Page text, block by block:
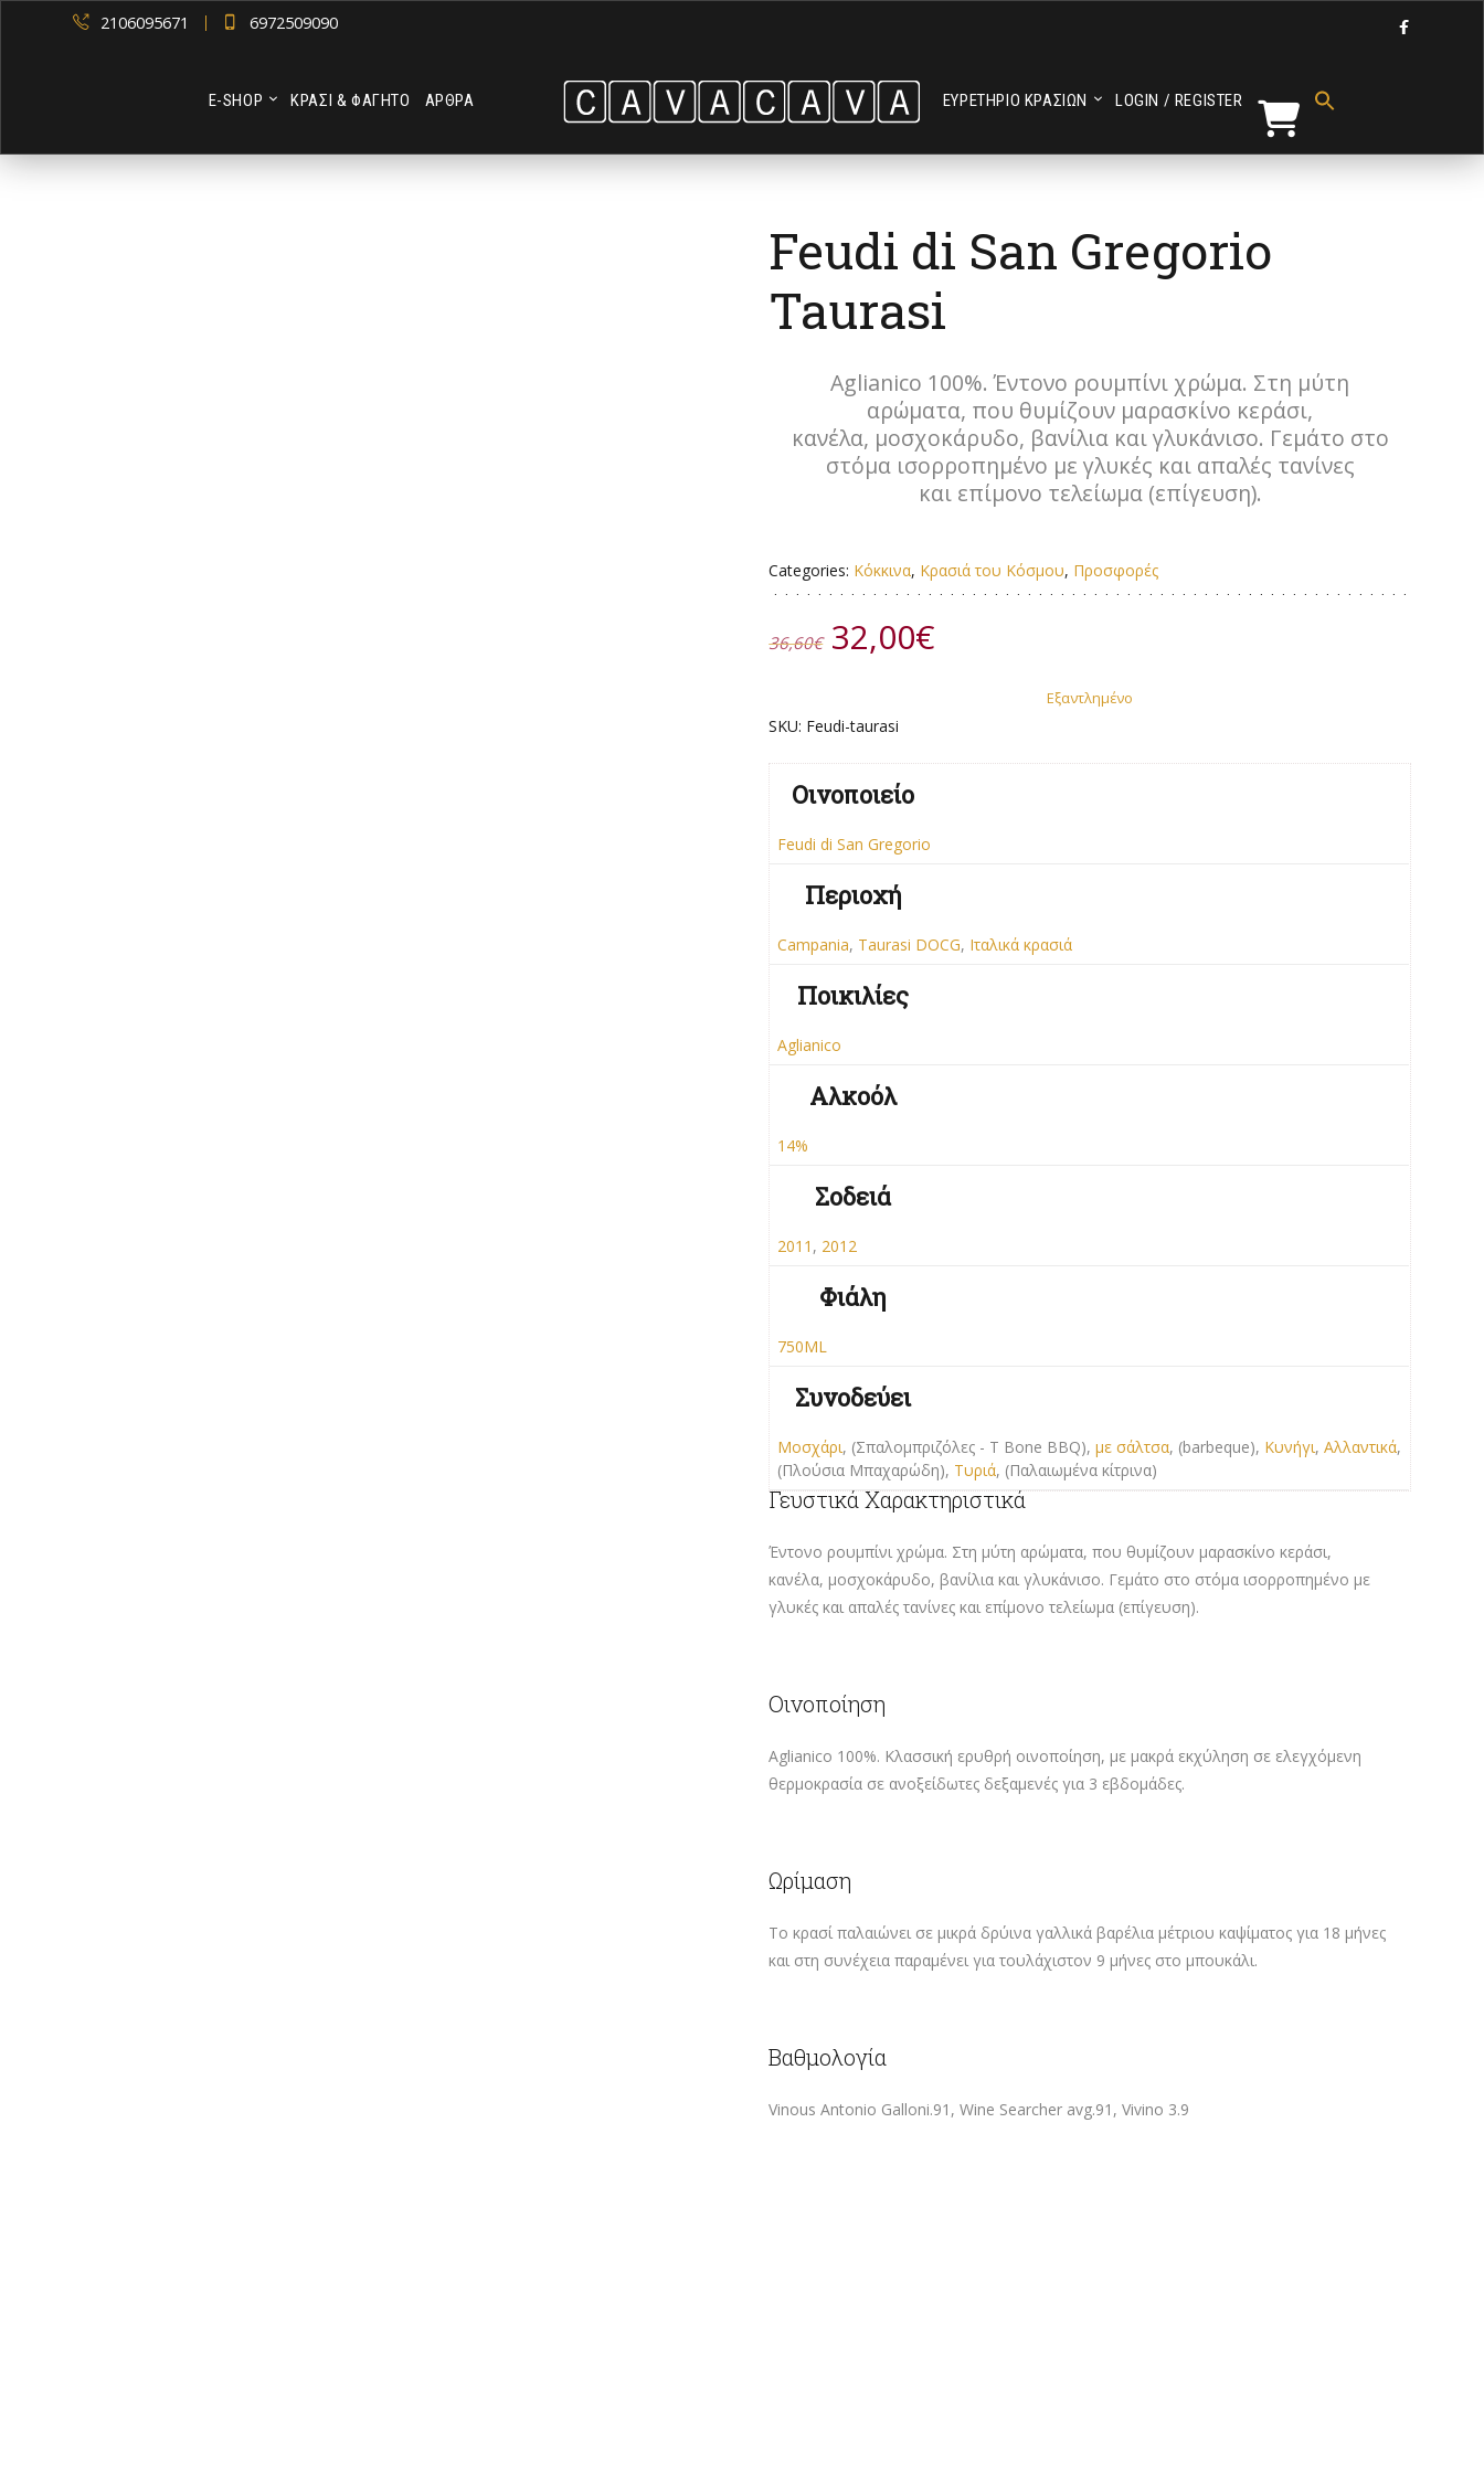
2106095671 6972509090 
Ε-SHOP ΚΡΑΣΙ & ΦΑΓΗΤΟ ΑΡΘΡΑ ΕΥΡΕΤΗΡΙΟ ΚΡΑΣΙΩΝ LOGIN / REGISTER
Feudi di San Gregorio
Taurasi
Aglianico 100%. Έντονο ρουμπίνι χρώμα. Στη μύτη
αρώματα, που θυμίζουν μαρασκίνο κεράσι,
κανέλα, μοσχοκάρυδο, βανίλια και γλυκάνισο. Γεμάτο στο
στόμα ισορροπημένο με γλυκές και απαλές τανίνες
και επίμονο τελείωμα (επίγευση).
Categories: Κόκκινα, Κρασιά του Κόσμου, Προσφορές
36,60€ Original
price
36,60€.
32,00€
Εξαντλημένο
SKU: Feudi-taurasi
Οινοποιείο
Feudi di San Gregorio
Περιοχή
Campania, Taurasi DOCG, Ιταλικά κρασιά
Ποικιλίες
Aglianico
Αλκοόλ
14%
Σοδειά
2011 , 2012
Φιάλη
750ML
Συνοδεύει
Μοσχάρι, (Σπαλομπριζόλες - T Bone BBQ),με σάλτσα, (barbeque), Κυνήγι,Αλλαντικά,
(Πλούσια Μπαχαρώδη), Τυριά, (Παλαιωμένα κίτρινα)
Γευστικά Χαρακτηριστικά
Έντονο ρουμπίνι χρώμα. Στη μύτη αρώματα, που θυμίζουν μαρασκίνο κεράσι,
κανέλα, μοσχοκάρυδο, βανίλια και γλυκάνισο. Γεμάτο στο στόμα ισορροπημένο με
γλυκές και απαλές τανίνες και επίμονο τελείωμα (επίγευση).
Οινοποίηση
Aglianico 100%. Κλασσική ερυθρή οινοποίηση, με μακρά εκχύληση σε ελεγχόμενη
θερμοκρασία σε ανοξείδωτες δεξαμενές για 3 εβδομάδες.
Ωρίμαση
Το κρασί παλαιώνει σε μικρά δρύινα γαλλικά βαρέλια μέτριου καψίματος για 18 μήνες
και στη συνέχεια παραμένει για τουλάχιστον 9 μήνες στο μπουκάλι.
Βαθμολογία
Vinous Antonio Galloni.91, Wine Searcher avg.91, Vivino 3.9